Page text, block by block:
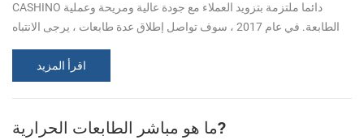
CASHINO دائما ملتزمة بتزويد العملاء مع جودة عالية ومريحة وعملية
الطابعة. في عام 2017 ، سوف تواصل إطلاق عدة طابعات ، يرجى الانتباه
اقرأ المزيد
ما هو مباشر الطابعات الحرارية?